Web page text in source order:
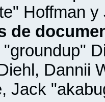
Hoffman
de
Dannii
Jack